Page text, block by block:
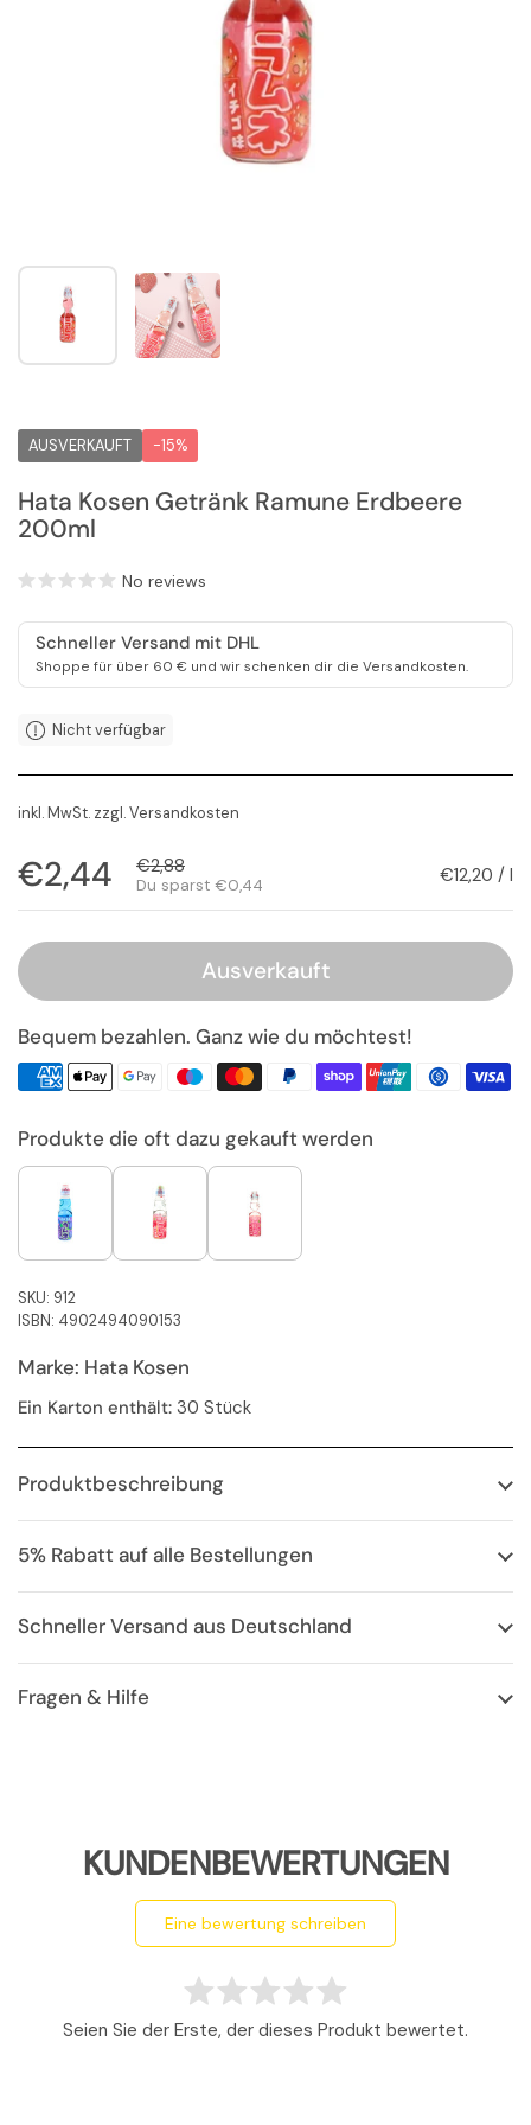
Zeige Folie 1 Zeige Folie 2
AUSVERKAUFT -15%
Hata Kosen Getränk Ramune Erdbeere
200ml
No reviews
Schneller Versand mit DHL
Shoppe für über 60 € und wir schenken dir die Versandkosten.
Nicht verfügbar
inkl. MwSt. zzgl.Versandkosten
Regulärer Preis
€2,44 Sale-Preis
€2,88
Du sparst €0,44 Stückpreis
€12,20 / l
Ausverkauft
Bequem bezahlen. Ganz wie du möchtest!
Produkte die oft dazu gekauft werden
SKU: 912
ISBN: 4902494090153
Marke: Hata Kosen
Ein Karton enthält: 30 Stück
Produktbeschreibung
5% Rabatt auf alle Bestellungen
Schneller Versand aus Deutschland
Fragen & Hilfe
KUNDENBEWERTUNGEN
eine bewertung schreiben
Seien Sie der Erste, der dieses Produkt bewertet.